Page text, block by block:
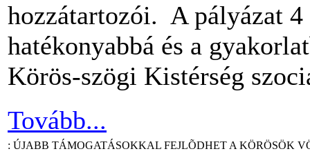
hozzátartozói. A pályázat
hatékonyabbá és a
Körös-szögi Kistérség
Tovább...
: ÚJABB TÁMOGATÁSOKKAL FEJLÕDHET A KÖRÖSÖK